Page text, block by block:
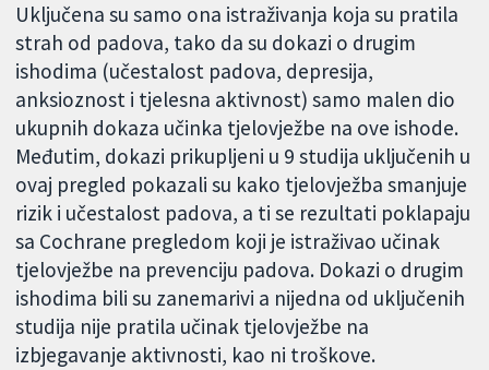
Uključena su samo ona istraživanja koja su pratila
strah od padova, tako da su dokazi o drugim
ishodima (učestalost padova, depresija,
anksioznost i tjelesna aktivnost) samo malen dio
ukupnih dokaza učinka tjelovježbe na ove ishode.
Međutim, dokazi prikupljeni u 9 studija uključenih u
ovaj pregled pokazali su kako tjelovježba smanjuje
rizik i učestalost padova, a ti se rezultati poklapaju
sa Cochrane pregledom koji je istraživao učinak
tjelovježbe na prevenciju padova. Dokazi o drugim
ishodima bili su zanemarivi a nijedna od uključenih
studija nije pratila učinak tjelovježbe na
izbjegavanje aktivnosti, kao ni troškove.